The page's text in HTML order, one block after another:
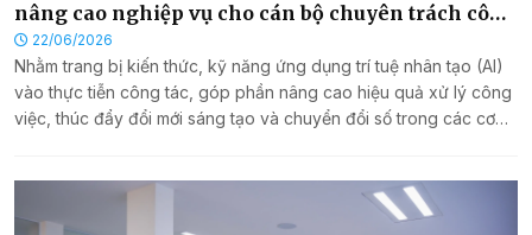
nâng cao nghiệp vụ cho cán bộ chuyên trách công
nghệ thông tin với chuyên đề “Ứng dụng AI trong
công việc năm 2026”
22/06/2026
Nhằm trang bị kiến thức, kỹ năng ứng dụng trí tuệ nhân tạo (AI)
vào thực tiễn công tác, góp phần nâng cao hiệu quả xử lý công
việc, thúc đẩy đổi mới sáng tạo và chuyển đổi số trong các cơ
phối hợp với VNPT Huế tổ chức khóa tập huấn nâng cao nghiệp
vụ cho đội ngũ cán bộ chuyên trách công nghệ thông tin với